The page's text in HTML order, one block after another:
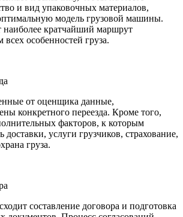
и вид упаковочных материалов,
модель грузовой машины.
наиболее кратчайший маршрут
всех особенностей груза.
от оценщика данные,
конкретного переезда. Кроме того,
факторов, к которым
доставки, услуги грузчиков, страхование,
груза.
составление договора и подготовка